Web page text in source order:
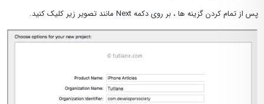
پس از تمام کردن گزینه ها ، بر روی دکمه Next مانند تصویر زیر کلیک کنید.